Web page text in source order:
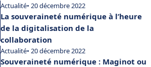
Actualité• 20 décembre 2022
La souveraineté numérique à l’heure
de la digitalisation de la
collaboration
Actualité• 20 décembre 2022
Souveraineté numérique : Maginot ou